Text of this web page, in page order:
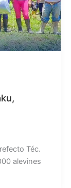
Téc.
alevines